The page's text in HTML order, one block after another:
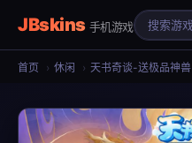
JBskins 手机游戏
首页 › 休闲 › 天书奇谈-送极品神兽